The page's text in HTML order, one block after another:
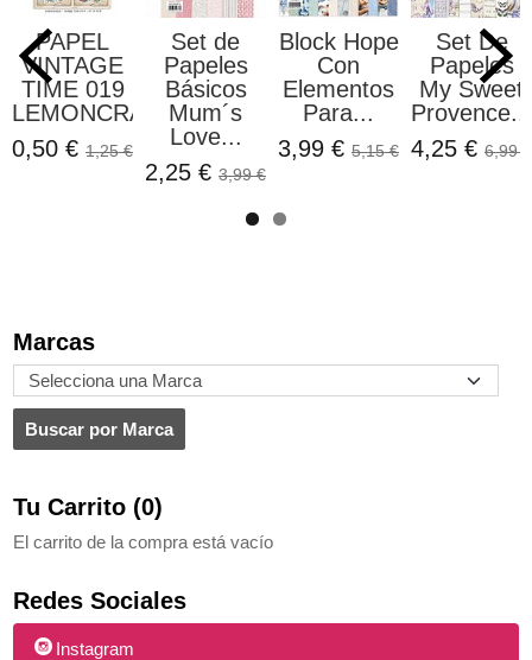
Marcas
Tu Carrito (0)
El carrito de la compra está vacío
Redes Sociales
Instagram
PAPEL
VINTAGE
TIME 019
LEMONCRAFT
0,50 € 1,25 €
Set de
Papeles
Básicos
Mum´s
Love...
2,25 € 3,99 €
Block Hope
Con
Elementos
Para...
3,99 € 5,15 €
Set De
Papeles
My Sweet
Provence...
4,25 € 6,99 €